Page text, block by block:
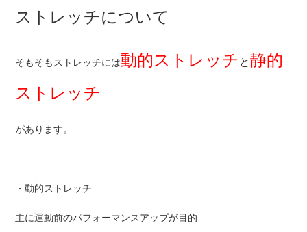
ストレッチについて
そもそもストレッチには動的ストレッチ と静的
ストレッチ
があります。
・動的ストレッチ
主に運動前のパフォーマンスアップが目的